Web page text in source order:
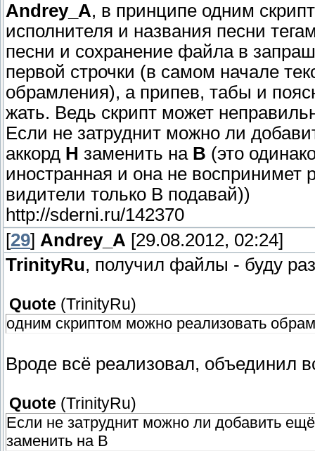
Andrey_A, в принципе одним
исполнителя и названия песни
песни и сохранение файла в
первой строчки (в самом начале
обрамления), а припев, табы и
жать. Ведь скрипт может
Если не затруднит можно ли
аккорд H заменить на B (это
иностранная и она не воспринимет
видители только B подавай))
http://sderni.ru/142370
[29] Andrey_A [29.08.2012, 02:24]
TrinityRu, получил файлы - буду
Quote (TrinityRu)
одним скриптом можно реализовать
Вроде всё реализовал, объединил
Quote (TrinityRu)
Если не затруднит можно ли добавить
заменить на B